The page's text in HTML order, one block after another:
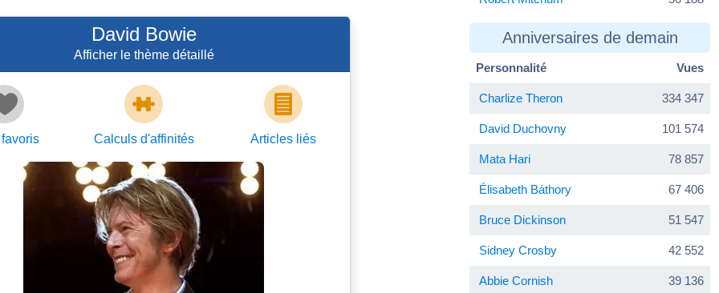
David Bowie
Afficher le thème détaillé
favoris Calculs d'affinités Articles liés
Anniversaires de demain
Personnalité Vues
Charlize Theron 334 347
David Duchovny 101 574
Mata Hari 78 857
Élisabeth Báthory 67 406
Bruce Dickinson 51 547
Sidney Crosby 42 552
Abbie Cornish 39 136